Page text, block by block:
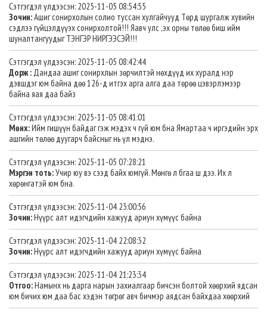
Сэтгэгдэл үлдээсэн: 2025-11-05 08:54:55
Зочин:Ашиг сонирхолын солио туссан хулгайчууд Төрд шургалж хувийн
сэдлээ гүйцэлдүүэх сонирхолтой!!! Яавч улс ,эх орны төлөө биш ийм
шуналтангуудыг ТЭНГЭР НИРГЭЭСЭЙ!!!
Сэтгэгдэл үлдээсэн: 2025-11-05 08:42:44
Дорж : Дандаа ашиг сонирхлын зөрчилтэй нөхдүүд их хуралд нэр
дэвшдэг юм байна дөө 126-д итгэх арга алга даа төрөө цэвэрлэмээр
байна яая даа байз
Сэтгэгдэл үлдээсэн: 2025-11-05 08:41:01
Мөнх:Ийм гишүүн байдаг гэж мэдэх ч гүй юм бна Ямартаа ч иргэдийн эрх
ашгийн төлөө дуугарч байсныг нь үл мэднэ.
Сэтгэгдэл үлдээсэн: 2025-11-05 07:28:21
Мэргэн тоть:Учир юу вэ сээд байх юмгүй. Мөнгө л бгаа ш дээ. Их л
хөрөнгатэй юм бна.
Сэтгэгдэл үлдээсэн: 2025-11-04 23:00:56
Зочин:Нүүрс алт идэгчдийн хажууд ариун хүмүүс байна
Сэтгэгдэл үлдээсэн: 2025-11-04 22:08:32
Зочин:Нүүрс алт идэгчдийн хажууд ариун хүмүүс байна
Сэтгэгдэл үлдээсэн: 2025-11-04 21:23:34
Отгоо:Намынх нь дарга нарын захиалгаар бичсэн болтой хөөрхий ядсан
юм бичих юм даа бас хэдэн төгрөг авч бичмэр аядсан байхдаа хөөрхий